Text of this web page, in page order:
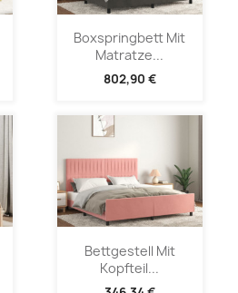
Boxspringbett Mit
Matratze...
802,90 €
Bettgestell Mit
Kopfteil...